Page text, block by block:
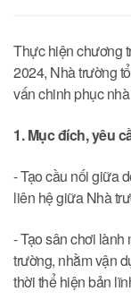
Thực hiện chương
2024, Nhà trường
vấn chinh phục
1. Mục đích, yêu
- Tạo cầu nối giữa
liên hệ giữa Nhà
- Tạo sân chơi
trường, nhằm vận
thời thể hiện bản